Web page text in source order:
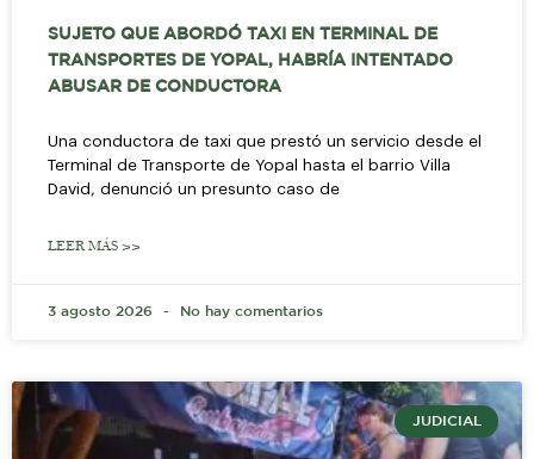
SUJETO QUE ABORDÓ TAXI EN TERMINAL DE
TRANSPORTES DE YOPAL, HABRÍA INTENTADO
ABUSAR DE CONDUCTORA
Una conductora de taxi que prestó un servicio desde el
Terminal de Transporte de Yopal hasta el barrio Villa
David, denunció un presunto caso de
LEER MÁS >>
3 agosto 2026 No hay comentarios
JUDICIAL